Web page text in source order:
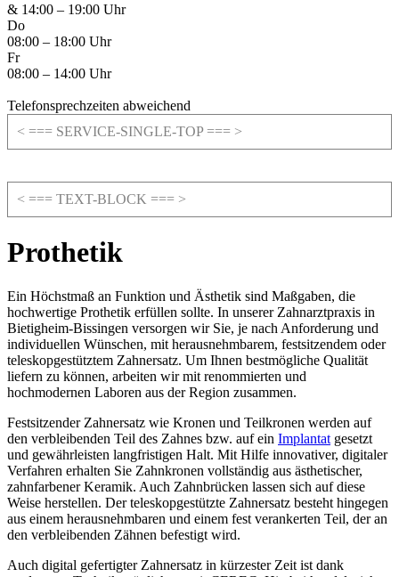
& 14:00 – 19:00 Uhr
Do
08:00 – 18:00 Uhr
Fr
08:00 – 14:00 Uhr
Telefonsprechzeiten abweichend
< === SERVICE-SINGLE-TOP === >
< === TEXT-BLOCK === >
Prothetik
Ein Höchstmaß an Funktion und Ästhetik sind Maßgaben, die
hochwertige Prothetik erfüllen sollte. In unserer Zahnarztpraxis in
Bietigheim-Bissingen versorgen wir Sie, je nach Anforderung und
individuellen Wünschen, mit herausnehmbarem, festsitzendem oder
teleskopgestütztem Zahnersatz. Um Ihnen bestmögliche Qualität
liefern zu können, arbeiten wir mit renommierten und
hochmodernen Laboren aus der Region zusammen.
Festsitzender Zahnersatz wie Kronen und Teilkronen werden auf
den verbleibenden Teil des Zahnes bzw. auf ein Implantat gesetzt
und gewährleisten langfristigen Halt. Mit Hilfe innovativer, digitaler
Verfahren erhalten Sie Zahnkronen vollständig aus ästhetischer,
zahnfarbener Keramik. Auch Zahnbrücken lassen sich auf diese
Weise herstellen. Der teleskopgestützte Zahnersatz besteht hingegen
aus einem herausnehmbaren und einem fest verankerten Teil, der an
den verbleibenden Zähnen befestigt wird.
Auch digital gefertigter Zahnersatz in kürzester Zeit ist dank